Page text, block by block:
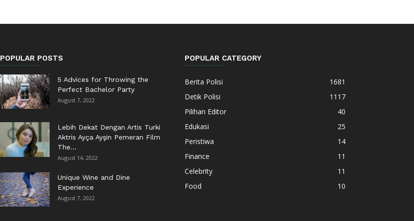
POPULAR POSTS
5 Advices for Throwing the
Perfect Bachelor Party
August 7, 2022
Lebih Dekat Dengan Artis Turki
Aktris Ayça Ayşin Pemeran Film
The...
August 14, 2022
Unique Wine and Dine
Experience
August 7, 2022
POPULAR CATEGORY
Berita Polisi
1681
Detik Polisi
1117
Pilihan Editor
40
Edukasi
25
Peristiwa
14
Finance
11
Celebrity
11
Food
10